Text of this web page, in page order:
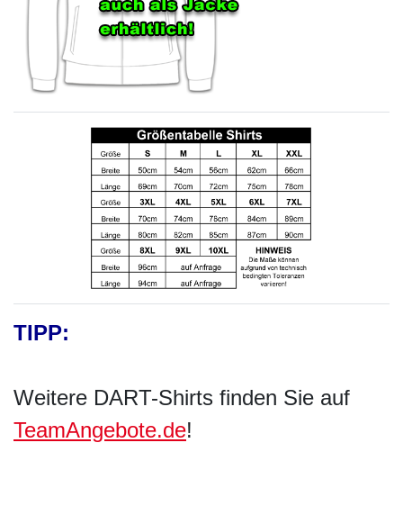
TIPP:
Weitere DART-Shirts finden Sie auf
TeamAngebote.de!